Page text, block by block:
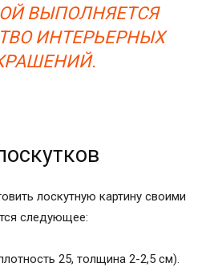
ВЫПОЛНЯЕТСЯ
ИНТЕРЬЕРНЫХ
лоскутную картину своими
следующее:
25, толщина 2-2,5 см).